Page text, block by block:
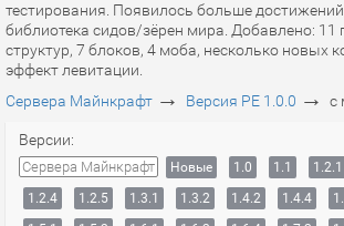
тестирования. Появилось больше
библиотека сидов/зёрен мира. Добавлено: 11
структур, 7 блоков, 4 моба, несколько новых
эффект левитации.
Сервера Майнкрафт → Версия PE 1.0.0 → с
Версии:
Сервера Майнкрафт Новые 1.0 1.1 1.2.1
1.2.4
1.2.5 1.3.1 1.3.2 1.4.2 1.4.4